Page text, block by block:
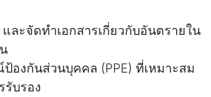
และจัดทำเอกสารเกี่ยวกับอันตรายใน
องกันส่วนบุคคล (PPE) ที่เหมาะสม
รับรอง